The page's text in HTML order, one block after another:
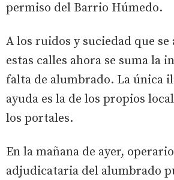
permiso del Barrio Húmedo.
A los ruidos y suciedad que
estas calles ahora se suma la
falta de alumbrado. La única
ayuda es la de los propios
los portales.
En la mañana de ayer,
adjudicataria del alumbrado